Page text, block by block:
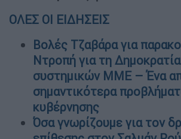
ΟΛΕΣ ΟΙ ΕΙΔΗΣΕΙΣ
Βολές Τζαβάρα για
Ντροπή για τη
συστημικών ΜΜΕ – Ένα
σημαντικότερα
κυβέρνησης
Όσα γνωρίζουμε για τον